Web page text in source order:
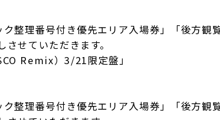
整理番号付き優先エリア入場券」「後方観
させていただきます。
Remix）3/21限定盤」
整理番号付き優先エリア入場券」「後方観